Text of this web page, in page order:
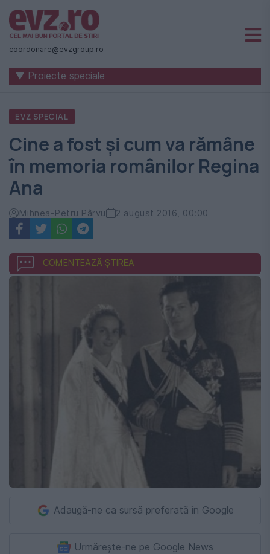
Știri
naționale
internaționale
România
-
Evenimentul
Zilei
coordonare@evzgroup.ro
▼ Proiecte speciale
EVZ SPECIAL
Cine a fost și cum va rămâne
în memoria românilor Regina
Ana
Mihnea-Petru Pârvu 2 august 2016, 00:00
COMENTEAZĂ ȘTIREA
Adaugă-ne ca sursă preferată în Google
Urmărește-ne pe Google News